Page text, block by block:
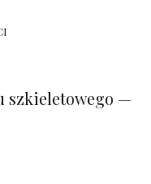
szkieletowego —